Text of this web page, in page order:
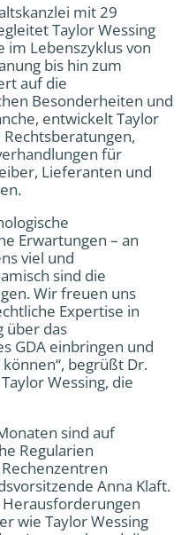
mit 29
Taylor Wessing
im Lebenszyklus von
bis hin zum
auf die
Besonderheiten und
entwickelt Taylor
für
Lieferanten und
Erwartungen – an
viel und
sind die
Wir freuen uns
Expertise in
über das
GDA einbringen und
begrüßt Dr.
Wessing, die
sind auf
Regularien
Anna Klaft.
Herausforderungen
wie Taylor Wessing